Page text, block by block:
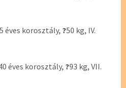
éves korosztály, ?50 kg, IV.
éves korosztály, ?93 kg, VII.